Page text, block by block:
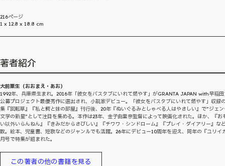
216ページ
1 x 12.8 x 18.8 cm
著者紹介
大前粟生（おおまえ・あお）
1992年、兵庫県生まれ。2016年「彼女をバスタブにいれて燃やす」がGRANTA JAPAN with早稲田
公募プロジェクト最優秀作に選出され、小説家デビュー。「彼女をバスタブにいれて燃やす」収録
集『回転草』『私と鰐と妹の部屋』刊行後、20年『ぬいぐるみとしゃべる人はやさしい』で”ジェ
文学の新星”として注目を集める。本作は23年、金子由里奈監督によって映画化された。ほか、『お
い以外いらんねん』『きみだからさびしい』『チワワ・シンドローム』『プレイ・ダイアリー』な
数。絵本、児童書、短歌などのジャンルでも活躍。26年にデビュー10周年を迎え、同年の『ユリイ
月号で特集が組まれた。
この著者の他の書籍を見る